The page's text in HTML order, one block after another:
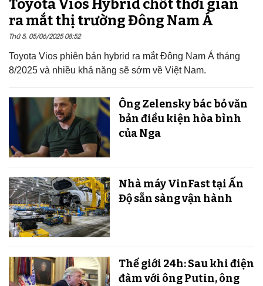
Toyota Vios Hybrid chốt thời gian
ra mắt thị trường Đông Nam Á
Thứ 5, 05/06/2025 08:52
Toyota Vios phiên bản hybrid ra mắt Đông Nam Á tháng
8/2025 và nhiều khả năng sẽ sớm về Việt Nam.
Ông Zelensky bác bỏ văn
bản điều kiện hòa bình
của Nga
Nhà máy VinFast tại Ấn
Độ sẵn sàng v​​​​​​​ận hành
Thế giới 24h: Sau khi điện
đàm với ông Putin, ông